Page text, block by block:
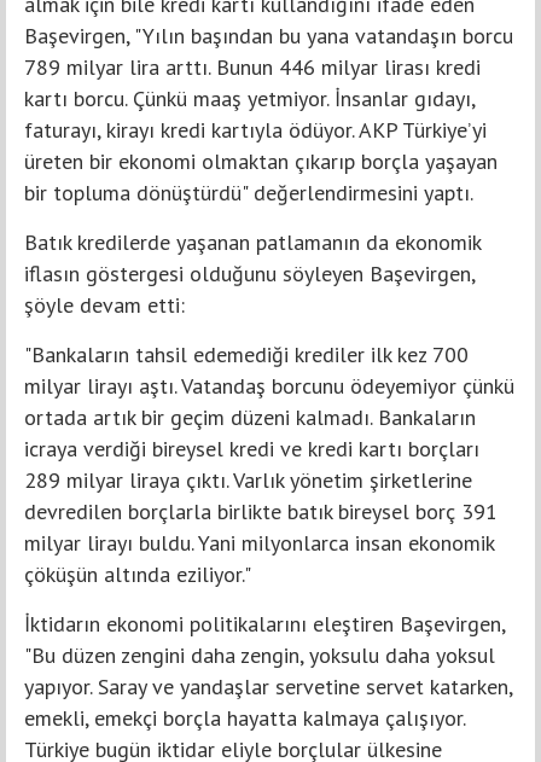
Başevirgen, "Yılın başından bu yana vatandaşın borcu
789 milyar lira arttı. Bunun 446 milyar lirası kredi
kartı borcu. Çünkü maaş yetmiyor. İnsanlar gıdayı,
faturayı, kirayı kredi kartıyla ödüyor. AKP Türkiye’yi
üreten bir ekonomi olmaktan çıkarıp borçla yaşayan
bir topluma dönüştürdü" değerlendirmesini yaptı.
Batık kredilerde yaşanan patlamanın da ekonomik
iflasın göstergesi olduğunu söyleyen Başevirgen,
şöyle devam etti:
"Bankaların tahsil edemediği krediler ilk kez 700
milyar lirayı aştı. Vatandaş borcunu ödeyemiyor çünkü
ortada artık bir geçim düzeni kalmadı. Bankaların
icraya verdiği bireysel kredi ve kredi kartı borçları
289 milyar liraya çıktı. Varlık yönetim şirketlerine
devredilen borçlarla birlikte batık bireysel borç 391
milyar lirayı buldu. Yani milyonlarca insan ekonomik
çöküşün altında eziliyor."
İktidarın ekonomi politikalarını eleştiren Başevirgen,
"Bu düzen zengini daha zengin, yoksulu daha yoksul
yapıyor. Saray ve yandaşlar servetine servet katarken,
emekli, emekçi borçla hayatta kalmaya çalışıyor.
Türkiye bugün iktidar eliyle borçlular ülkesine